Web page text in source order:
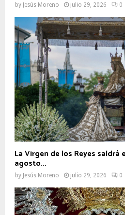
by Jesús Moreno julio 29, 2026 0
La Virgen de los Reyes saldrá
agosto...
by Jesús Moreno julio 29, 2026 0